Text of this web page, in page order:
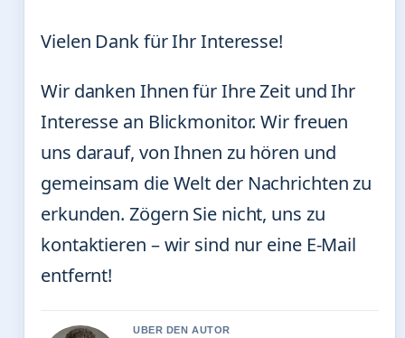
Vielen Dank für Ihr Interesse!
Wir danken Ihnen für Ihre Zeit und Ihr
Interesse an Blickmonitor. Wir freuen
uns darauf, von Ihnen zu hören und
gemeinsam die Welt der Nachrichten zu
erkunden. Zögern Sie nicht, uns zu
kontaktieren – wir sind nur eine E-Mail
entfernt!
UBER DEN AUTOR